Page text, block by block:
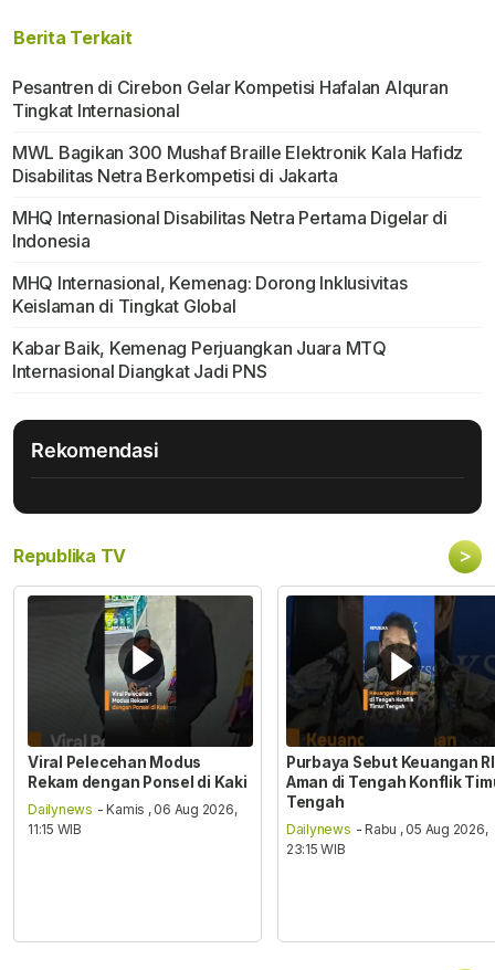
Berita Terkait
Pesantren di Cirebon Gelar Kompetisi Hafalan Alquran
Tingkat Internasional
MWL Bagikan 300 Mushaf Braille Elektronik Kala Hafidz
Disabilitas Netra Berkompetisi di Jakarta
MHQ Internasional Disabilitas Netra Pertama Digelar di
Indonesia
MHQ Internasional, Kemenag: Dorong Inklusivitas
Keislaman di Tingkat Global
Kabar Baik, Kemenag Perjuangkan Juara MTQ
Internasional Diangkat Jadi PNS
Rekomendasi
Republika TV >
Viral Pelecehan Modus
Rekam dengan Ponsel di Kaki
Dailynews - Kamis , 06 Aug 2026,
11:15 WIB
Purbaya Sebut Keuangan RI
Aman di Tengah Konflik
Tengah
Dailynews - Rabu , 05 Aug 2026,
23:15 WIB